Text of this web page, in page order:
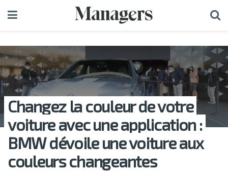
Changez la couleur de votre
voiture avec une application :
BMW dévoile une voiture aux
couleurs changeantes